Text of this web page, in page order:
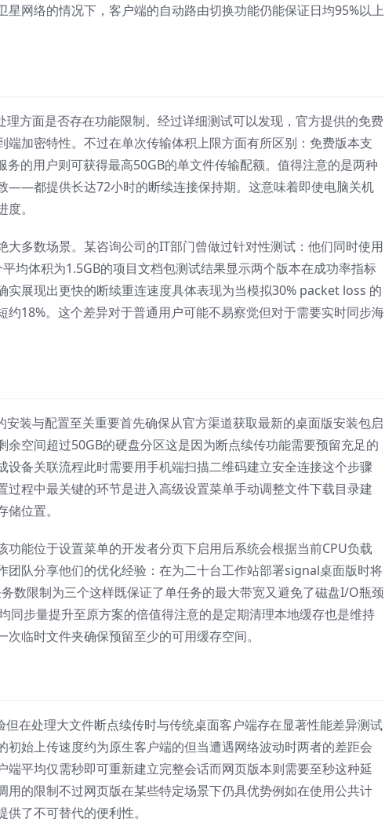
网络的情况下，客户端的自动路由切换功能仍能保证日均95%以上
方面是否存在功能限制。经过详细测试可以发现，官方提供的免费
端加密特性。不过在单次传输体积上限方面有所区别：免费版本支
的用户则可获得最高50GB的单文件传输配额。值得注意的是两种
——都提供长达72小时的断续连接保持期。这意味着即使电脑关机
。
多数场景。某咨询公司的IT部门曾做过针对性测试：他们同时使用
均体积为1.5GB的项目文档包测试结果显示两个版本在成功率指标
实展现出更快的断续重连速度具体表现为当模拟30% packet loss 的
约18%。这个差异对于普通用户可能不易察觉但对于需要实时同步海
装与配置至关重要首先确保从官方渠道获取最新的桌面版安装包启
空间超过50GB的硬盘分区这是因为断点续传功能需要预留充足的
备关联流程此时需要用手机端扫描二维码建立安全连接这个步骤
程中最关键的环节是进入高级设置菜单手动调整文件下载目录建
位置。
能位于设置菜单的开发者分页下启用后系统会根据当前CPU负载
团队分享他们的优化经验：在为二十台工作站部署signal桌面版时将
数限制为三个这样既保证了单任务的最大带宽又避免了磁盘I/O瓶颈
同步量提升至原方案的倍值得注意的是定期清理本地缓存也是维持
临时文件夹确保预留至少的可用缓存空间。
在处理大文件断点续传时与传统桌面客户端存在显著性能差异测试
始上传速度约为原生客户端的但当遭遇网络波动时两者的差距会
平均仅需秒即可重新建立完整会话而网页版本则需要至秒这种延
用的限制不过网页版在某些特定场景下仍具优势例如在使用公共计
了不可替代的便利性。